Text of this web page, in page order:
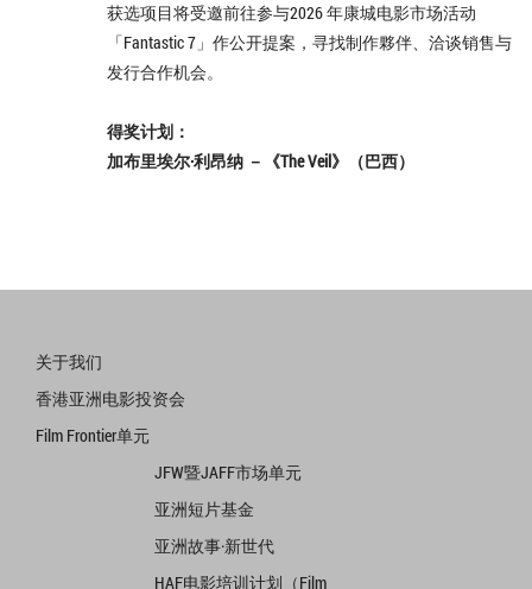
获选项目将受邀前往参与2026 年康城电影市场活动
「Fantastic 7」作公开提案，寻找制作夥伴、洽谈销售与
发行合作机会。
得奖计划：
加布里埃尔·利昂纳 －《The Veil》（巴西）
关于我们
香港亚洲电影投资会
Film Frontier单元
JFW暨JAFF市场单元
亚洲短片基金
亚洲故事·新世代
HAF电影培训计划（Film